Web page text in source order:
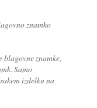
znamko
znamke,
Samo
izdelku na